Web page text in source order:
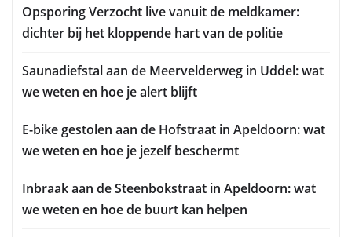
Opsporing Verzocht live vanuit de meldkamer:
dichter bij het kloppende hart van de politie
Saunadiefstal aan de Meervelderweg in Uddel: wat
we weten en hoe je alert blijft
E-bike gestolen aan de Hofstraat in Apeldoorn: wat
we weten en hoe je jezelf beschermt
Inbraak aan de Steenbokstraat in Apeldoorn: wat
we weten en hoe de buurt kan helpen